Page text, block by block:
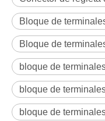
Bloque de
Bloque de
bloque de
bloque de
bloque de